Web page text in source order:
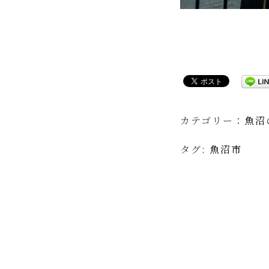
カテゴリー： 魚
タグ: 魚沼市